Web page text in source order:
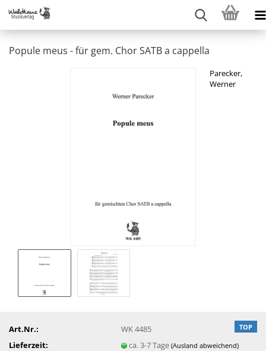
Popule meus - für gem. Chor SATB a cappella
Parecker,
Werner
TOP
Art.Nr.:
WK 4485
Lieferzeit:
ca. 3-7 Tage(Ausland abweichend)